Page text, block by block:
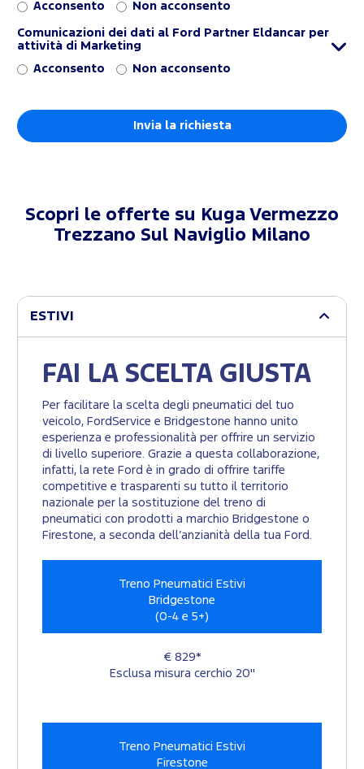
Acconsento Non acconsento
Comunicazioni dei dati al Ford Partner Eldancar per
attività di Marketing
Acconsento Non acconsento
Scopri le offerte su
Kuga Vermezzo
Trezzano Sul Naviglio Milano
ESTIVI
FAI LA SCELTA GIUSTA
Per facilitare la scelta degli pneumatici del tuo
veicolo, FordService e Bridgestone hanno unito
esperienza e professionalità per offrire un servizio
di livello superiore. Grazie a questa collaborazione,
infatti, la rete Ford è in grado di offrire tariffe
competitive e trasparenti su tutto il territorio
nazionale per la sostituzione del treno di
pneumatici con prodotti a marchio Bridgestone o
Firestone, a seconda dell’anzianità della tua Ford.
Treno Pneumatici Estivi
Bridgestone
(0-4 e 5+)
€ 829*
Esclusa misura cerchio 20"
Treno Pneumatici Estivi
Firestone